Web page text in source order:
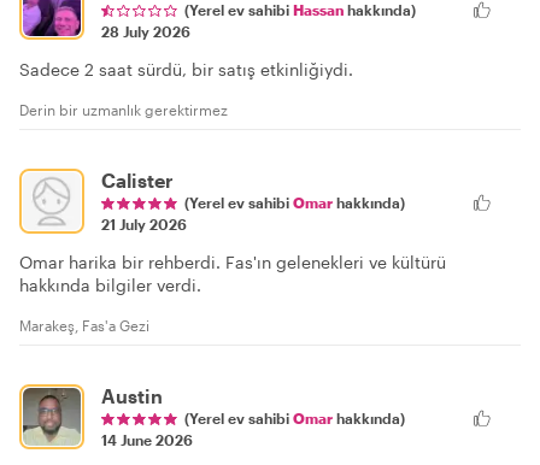
(Yerel ev sahibi Hassan hakkında)
28 July 2026
Sadece 2 saat sürdü, bir satış etkinliğiydi.
Derin bir uzmanlık gerektirmez
Calister
(Yerel ev sahibi Omar hakkında)
21 July 2026
Omar harika bir rehberdi. Fas'ın gelenekleri ve kültürü
hakkında bilgiler verdi.
Marakeş, Fas'a Gezi
Austin
(Yerel ev sahibi Omar hakkında)
14 June 2026